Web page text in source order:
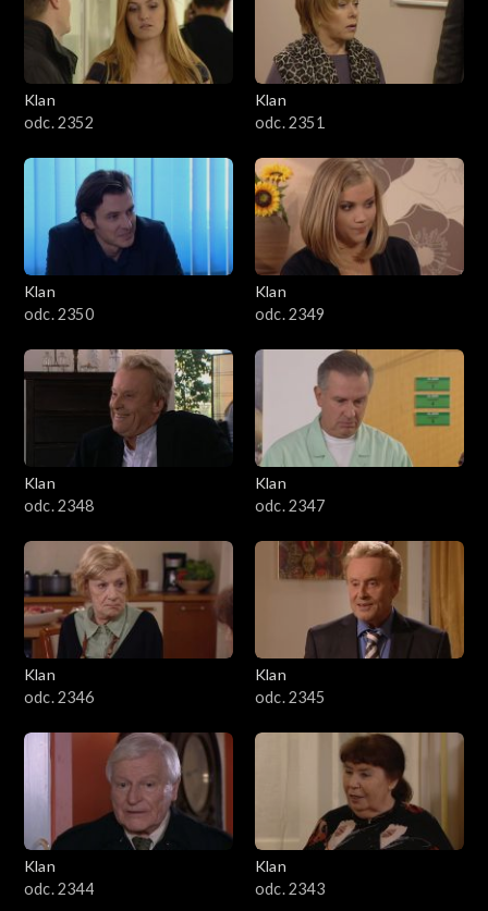
Klan
odc. 2352
Klan
odc. 2351
Klan
odc. 2350
Klan
odc. 2349
Klan
odc. 2348
Klan
odc. 2347
Klan
odc. 2346
Klan
odc. 2345
Klan
odc. 2344
Klan
odc. 2343